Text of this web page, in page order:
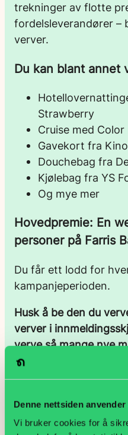
Denne nettsiden
Vi bruker cookies for å
trekninger av flotte
fordelsleverandører –
verver.
Du kan blant annet
Strawberry
Cruise med Color
Gavekort fra
Douchebag fra
Kjølebag fra YS
Og mye mer
Hovedpremie: En
personer på Farris
Du får ett lodd for
kampanjeperioden.
Husk å be den du
verver i
verve så mange nye
Negotia går inn i en
integreringen i den
mer synlig i tiden